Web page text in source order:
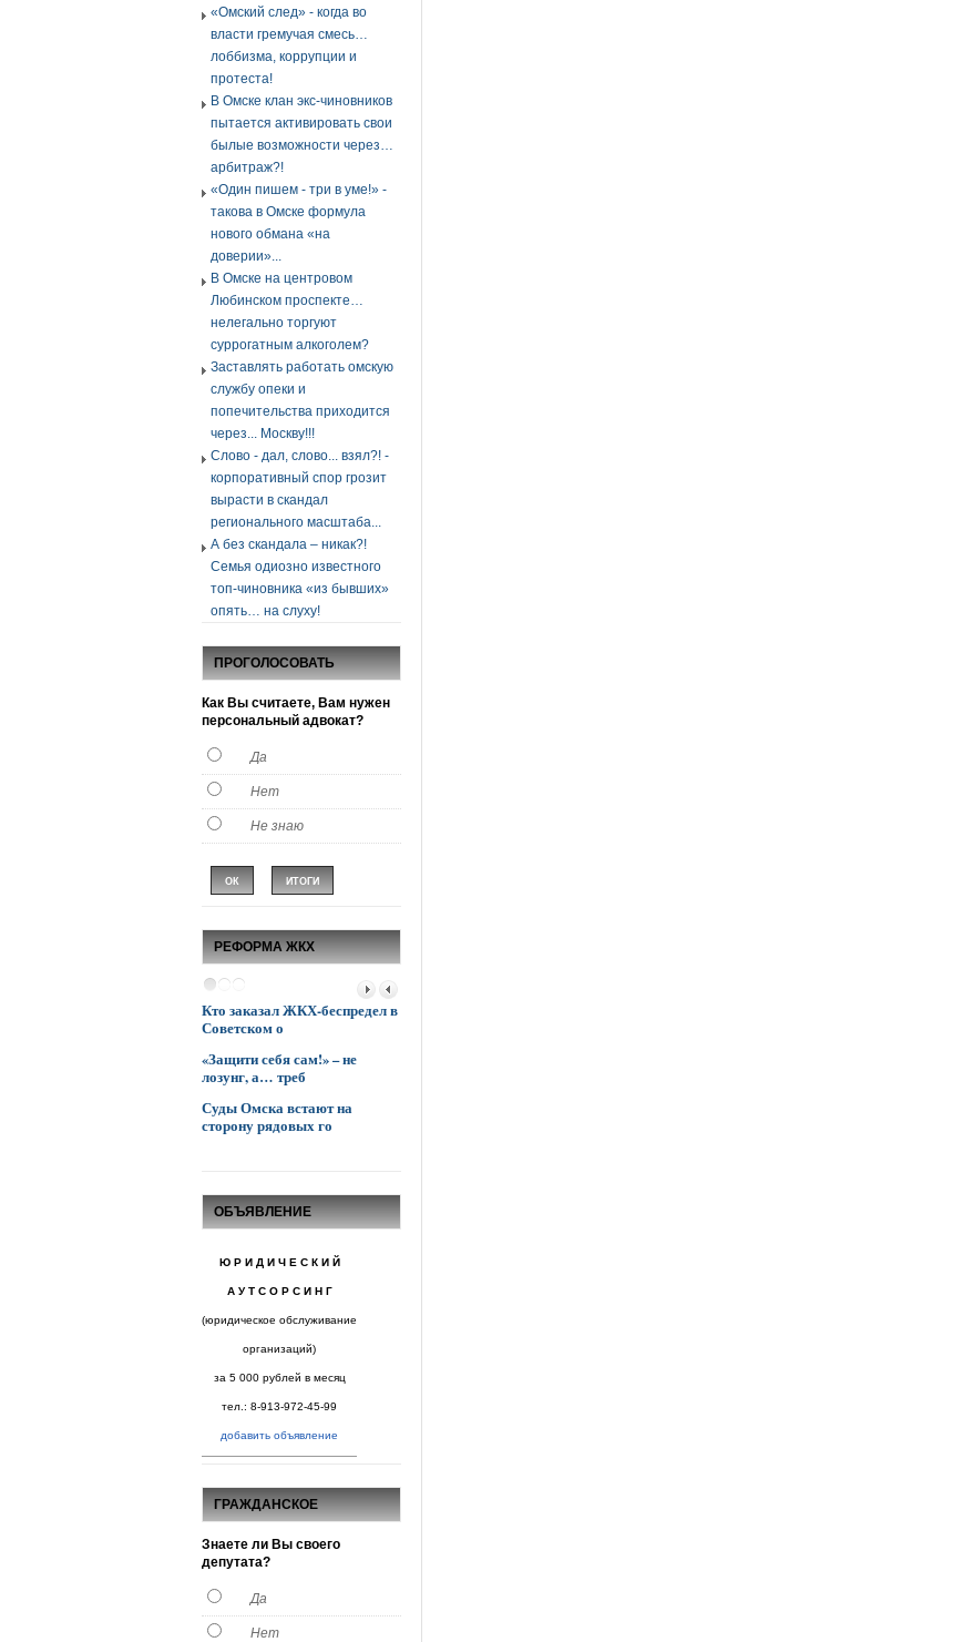
«Омский след» - когда во
власти гремучая смесь…
лоббизма, коррупции и
протеста!
В Омске клан экс-чиновников
пытается активировать свои
былые возможности через…
арбитраж?!
«Один пишем - три в уме!» -
такова в Омске формула
нового обмана «на
доверии»...
В Омске на центровом
Любинском проспекте…
нелегально торгуют
суррогатным алкоголем?
Заставлять работать омскую
службу опеки и
попечительства приходится
через... Москву!!!
Слово - дал, слово... взял?! -
корпоративный спор грозит
вырасти в скандал
регионального масштаба...
А без скандала – никак?!
Семья одиозно известного
топ-чиновника «из бывших»
опять… на слуху!
ПРОГОЛОСОВАТЬ
Как Вы считаете, Вам нужен
персональный адвокат?
Да
Нет
Не знаю
РЕФОРМА ЖКХ
Кто заказал ЖКХ-беспредел в
Советском о
«Защити себя сам!» – не
лозунг, а… треб
Суды Омска встают на
сторону рядовых го
ОБЪЯВЛЕНИЕ
Ю Р И Д И Ч Е С К И Й
А У Т С О Р С И Н Г
(юридическое обслуживание
организаций)
за 5 000 рублей в месяц
тел.: 8-913-972-45-99
добавить объявление
ГРАЖДАНСКОЕ
ОБЩЕСТВО
Знаете ли Вы своего
депутата?
Да
Нет